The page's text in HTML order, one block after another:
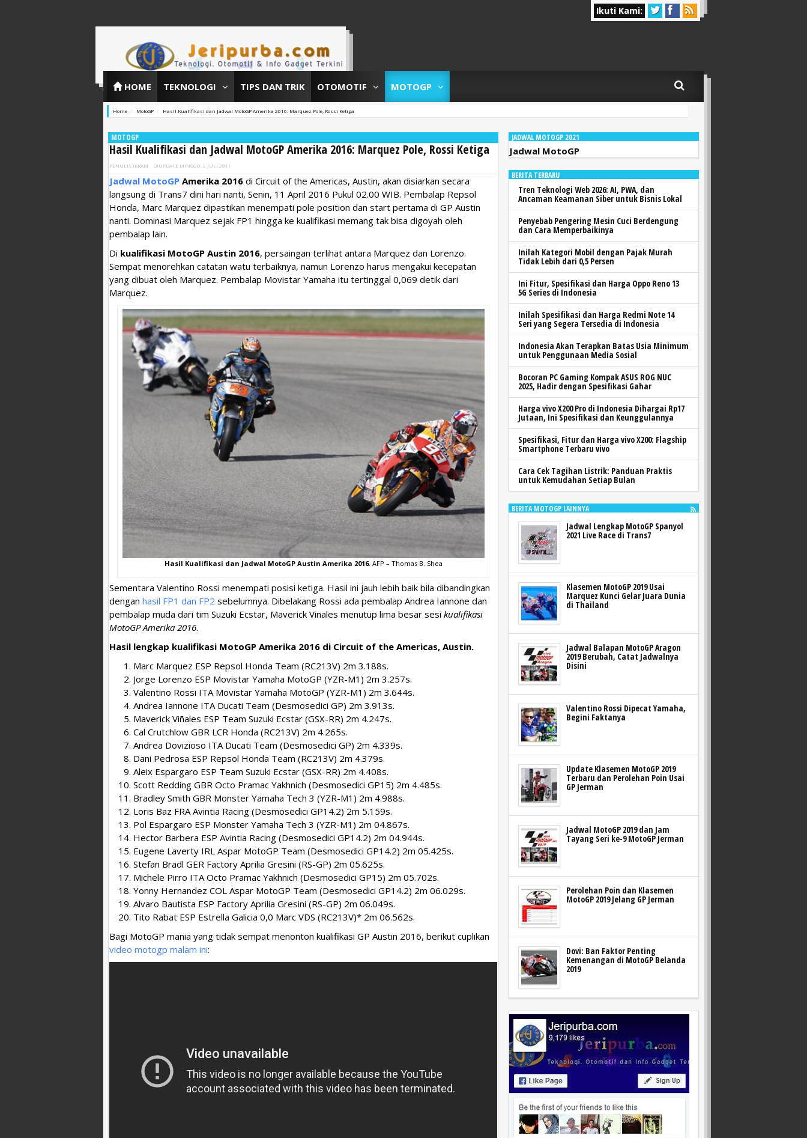
Ikuti Kami:
HOME TEKNOLOGI TIPS DAN TRIK OTOMOTIF MOTOGP
Home MotoGP Hasil Kualifikasi dan Jadwal MotoGP Amerika 2016: Marquez Pole, Rossi Ketiga
MOTOGP
Hasil Kualifikasi dan Jadwal MotoGP Amerika 2016: Marquez Pole, Rossi Ketiga
PENULIS IKRAM DIUPDATE MINGGU, 9 JULI 2017
Jadwal MotoGP Amerika 2016 di Circuit of the Americas, Austin, akan disiarkan secara
langsung di Trans7 dini hari nanti, Senin, 11 April 2016 Pukul 02.00 WIB. Pembalap Repsol
Honda, Marc Marquez dipastikan menempati pole position dan start pertama di GP Austin
nanti. Dominasi Marquez sejak FP1 hingga ke kualifikasi memang tak bisa digoyah oleh
pembalap lain.
Di kualifikasi MotoGP Austin 2016, persaingan terlihat antara Marquez dan Lorenzo.
Sempat menorehkan catatan watu terbaiknya, namun Lorenzo harus mengakui kecepatan
yang dibuat oleh Marquez. Pembalap Movistar Yamaha itu tertinggal 0,069 detik dari
Marquez.
Hasil Kualifikasi dan Jadwal MotoGP Austin Amerika 2016. AFP – Thomas B. Shea
Sementara Valentino Rossi menempati posisi ketiga. Hasil ini jauh lebih baik bila dibandingkan
dengan hasil FP1 dan FP2 sebelumnya. Dibelakang Rossi ada pembalap Andrea Iannone dan
pembalap muda dari tim Suzuki Ecstar, Maverick Vinales menutup lima besar sesi kualifikasi
MotoGP Amerika 2016.
Hasil lengkap kualifikasi MotoGP Amerika 2016 di Circuit of the Americas, Austin.
Marc Marquez ESP Repsol Honda Team (RC213V) 2m 3.188s.
Jorge Lorenzo ESP Movistar Yamaha MotoGP (YZR-M1) 2m 3.257s.
Valentino Rossi ITA Movistar Yamaha MotoGP (YZR-M1) 2m 3.644s.
Andrea Iannone ITA Ducati Team (Desmosedici GP) 2m 3.913s.
Maverick Viñales ESP Team Suzuki Ecstar (GSX-RR) 2m 4.247s.
Cal Crutchlow GBR LCR Honda (RC213V) 2m 4.265s.
Andrea Dovizioso ITA Ducati Team (Desmosedici GP) 2m 4.339s.
Dani Pedrosa ESP Repsol Honda Team (RC213V) 2m 4.379s.
Aleix Espargaro ESP Team Suzuki Ecstar (GSX-RR) 2m 4.408s.
Scott Redding GBR Octo Pramac Yakhnich (Desmosedici GP15) 2m 4.485s.
Bradley Smith GBR Monster Yamaha Tech 3 (YZR-M1) 2m 4.988s.
Loris Baz FRA Avintia Racing (Desmosedici GP14.2) 2m 5.159s.
Pol Espargaro ESP Monster Yamaha Tech 3 (YZR-M1) 2m 04.867s.
Hector Barbera ESP Avintia Racing (Desmosedici GP14.2) 2m 04.944s.
Eugene Laverty IRL Aspar MotoGP Team (Desmosedici GP14.2) 2m 05.425s.
Stefan Bradl GER Factory Aprilia Gresini (RS-GP) 2m 05.625s.
Michele Pirro ITA Octo Pramac Yakhnich (Desmosedici GP15) 2m 05.702s.
Yonny Hernandez COL Aspar MotoGP Team (Desmosedici GP14.2) 2m 06.029s.
Alvaro Bautista ESP Factory Aprilia Gresini (RS-GP) 2m 06.049s.
Tito Rabat ESP Estrella Galicia 0,0 Marc VDS (RC213V)* 2m 06.562s.
Bagi MotoGP mania yang tidak sempat menonton kualifikasi GP Austin 2016, berikut cuplikan
video motogp malam ini:
JADWAL MOTOGP 2021
Jadwal MotoGP
BERITA TERBARU
Tren Teknologi Web 2026: AI, PWA, dan
Ancaman Keamanan Siber untuk Bisnis Lokal
Penyebab Pengering Mesin Cuci Berdengung
dan Cara Memperbaikinya
Inilah Kategori Mobil dengan Pajak Murah
Tidak Lebih dari 0,5 Persen
Ini Fitur, Spesifikasi dan Harga Oppo Reno 13
5G Series di Indonesia
Inilah Spesifikasi dan Harga Redmi Note 14
Seri yang Segera Tersedia di Indonesia
Indonesia Akan Terapkan Batas Usia Minimum
untuk Penggunaan Media Sosial
Bocoran PC Gaming Kompak ASUS ROG NUC
2025, Hadir dengan Spesifikasi Gahar
Harga vivo X200 Pro di Indonesia Dihargai Rp17
Jutaan, Ini Spesifikasi dan Keunggulannya
Spesifikasi, Fitur dan Harga vivo X200: Flagship
Smartphone Terbaru vivo
Cara Cek Tagihan Listrik: Panduan Praktis
untuk Kemudahan Setiap Bulan
BERITA MOTOGP LAINNYA
Jadwal Lengkap MotoGP Spanyol
2021 Live Race di Trans7
Klasemen MotoGP 2019 Usai
Marquez Kunci Gelar Juara Dunia
di Thailand
Jadwal Balapan MotoGP Aragon
2019 Berubah, Catat Jadwalnya
Disini
Valentino Rossi Dipecat Yamaha,
Begini Faktanya
Update Klasemen MotoGP 2019
Terbaru dan Perolehan Poin Usai
GP Jerman
Jadwal MotoGP 2019 dan Jam
Tayang Seri ke-9 MotoGP Jerman
Perolehan Poin dan Klasemen
MotoGP 2019 Jelang GP Jerman
Dovi: Ban Faktor Penting
Kemenangan di MotoGP Belanda
2019